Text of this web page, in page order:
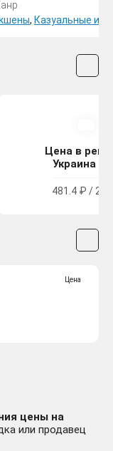
, Казуальные
Цена в
Украина
481.4 ₽ /
Цена
цены на
или продавец